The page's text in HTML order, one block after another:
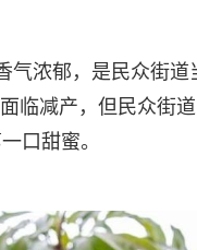
气浓郁，是民众街
临减产，但民众街
口甜蜜。